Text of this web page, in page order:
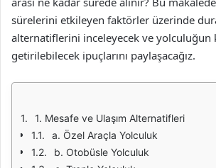
sürelerini etkileyen faktörler üzerinde
alternatiflerini inceleyecek ve yolculuğun
getirilebilecek ipuçlarını paylaşacağız.
1. Mesafe ve Ulaşım Alternatifleri
a. Özel Araçla Yolculuk
b. Otobüsle Yolculuk